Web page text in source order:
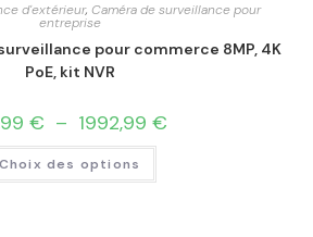
d'extérieur, Caméra de surveillance pour
entreprise
pour commerce 8MP, 4K
PoE, kit NVR
€ – 1992,99 €
Choix des options